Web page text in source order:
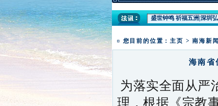
盛世钟鸣 祈福五洲|深圳
本焕学院2024年招生通告
¤ 您目前的位置：主页 >南海新
海南省
为落实全面从严
理，根据《宗教